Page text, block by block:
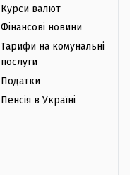
Курси валют
Фінансові новини
Тарифи на комунальні
послуги
Податки
Пенсія в Україні